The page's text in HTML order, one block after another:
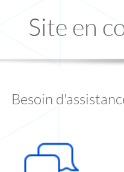
Site en
Besoin